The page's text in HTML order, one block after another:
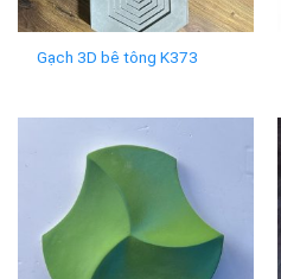
Gạch 3D bê tông K373